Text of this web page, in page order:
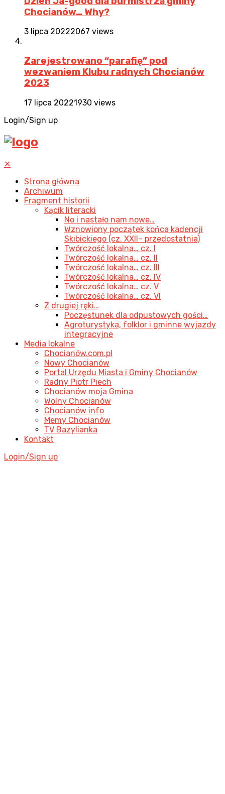
Chocianów… Why?
3 lipca 20222067 views
Zarejestrowano “parafię” pod
wezwaniem Klubu radnych Chocianów
2023
17 lipca 20221930 views
Login/Sign up
✕
Strona główna
Archiwum
Fragment historii
Kącik literacki
No i nastało nam nowe…
Wznowiony początek końca kadencji
Skibickiego (cz. XXII– przedostatnia)
Twórczość lokalna… cz. I
Twórczość lokalna… cz. II
Twórczość lokalna… cz. III
Twórczość lokalna… cz. IV
Twórczość lokalna… cz. V
Twórczość lokalna… cz. VI
Z drugiej ręki…
Poczęstunek dla odpustowych gości…
Agroturystyka, folklor i gminne wyjazdy
integracyjne
Media lokalne
Chocianów.com.pl
Nowy Chocianów
Portal Urzędu Miasta i Gminy Chocianów
Radny Piotr Piech
Chocianów moja Gmina
Wolny Chocianów
Chocianów info
Memy Chocianów
TV Bazylianka
Kontakt
Login/Sign up